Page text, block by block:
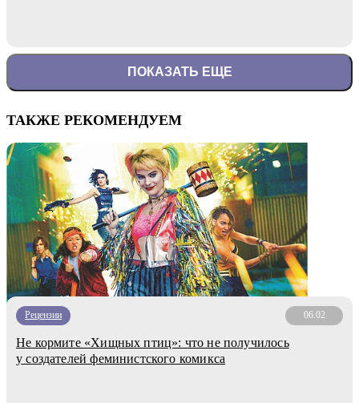
ПОКАЗАТЬ ЕЩЕ
ТАКЖЕ РЕКОМЕНДУЕМ
Рецензии 06.02
Не кормите «Хищных птиц»: что не получилось
у создателей феминистского комикса